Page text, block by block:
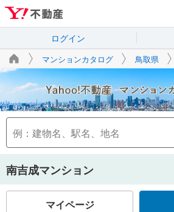
ログイン
マンションカタログ 鳥取県
南吉成マンション
マイページ